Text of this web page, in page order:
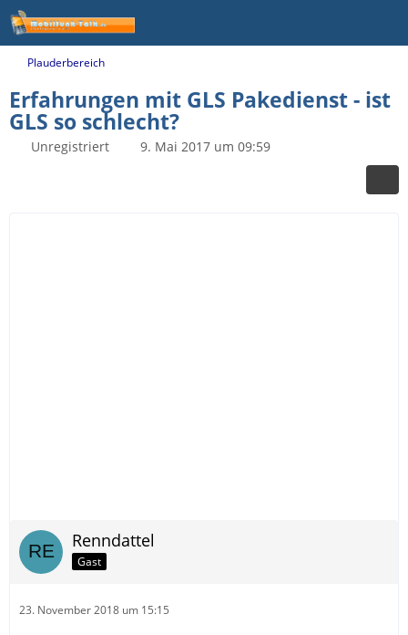
Plauderbereich
Erfahrungen mit GLS Pakedienst - ist
GLS so schlecht?
Unregistriert 9. Mai 2017 um 09:59
Renndattel
Gast
23. November 2018 um 15:15